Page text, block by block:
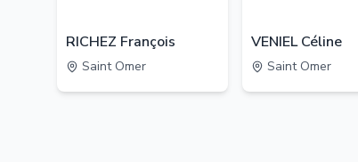
RICHEZ François
Saint Omer
VENIEL Céline
Saint Omer